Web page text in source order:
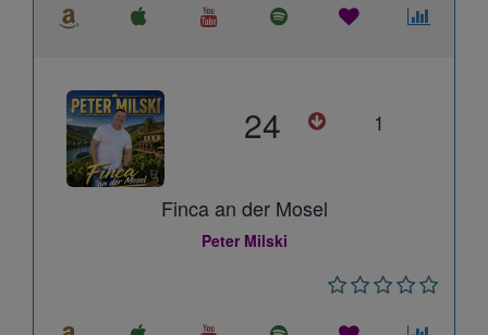
24 1
Finca an der Mosel
Peter Milski